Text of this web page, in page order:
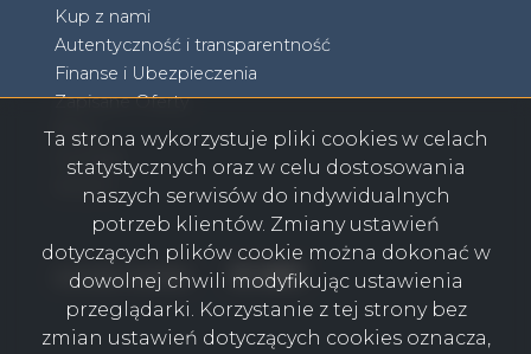
Kup z nami
Autentyczność i transparentność
Finanse i Ubezpieczenia
Zapisane Oferty
Blog
Kontakt
RODO
social media Facebook
Facebook
Facebook
Facebook
Ta strona wykorzystuje pliki cookies w celach
statystycznych oraz w celu dostosowania
naszych serwisów do indywidualnych
potrzeb klientów. Zmiany ustawień
dotyczących plików cookie można dokonać w
dowolnej chwili modyfikując ustawienia
przeglądarki. Korzystanie z tej strony bez
zmian ustawień dotyczących cookies oznacza,